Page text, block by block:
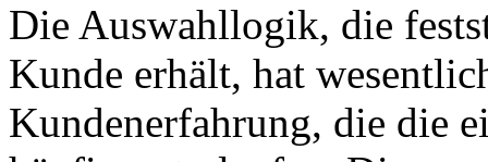
Die Auswahllogik, die
Kunde erhält, hat
Kundenerfahrung, die die